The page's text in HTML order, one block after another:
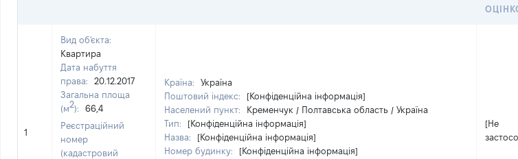
1
Вид об'єкта:
Квартира
Дата набуття
права:
20.12.2017
Загальна площа
(м2):
66,4
Реєстраційний
номер
(кадастровий
Країна:
Україна
Поштовий індекс:
[Конфіденційна інформація]
Населений пункт:
Кременчук / Полтавська область / Україна
Тип:
[Конфіденційна інформація]
Назва:
[Конфіденційна інформація]
Номер будинку:
[Конфіденційна інформація]
[Не